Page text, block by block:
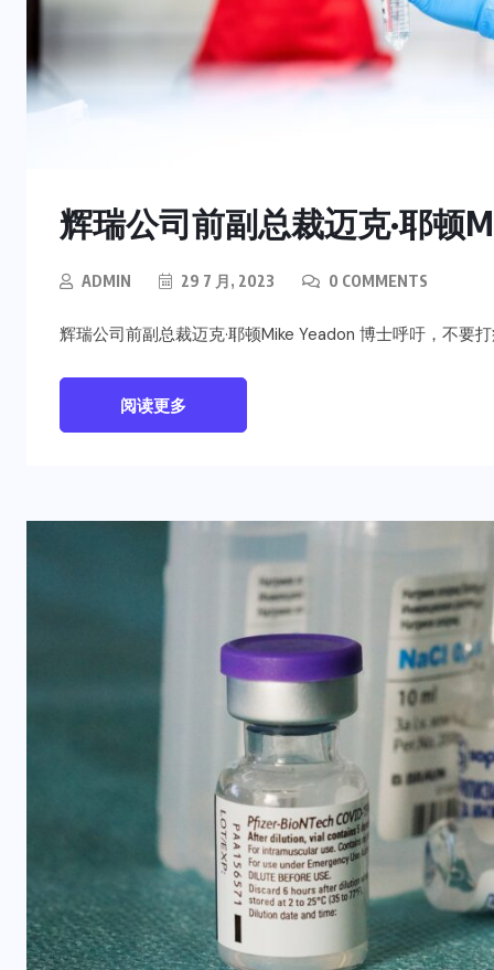
辉瑞公司前副总裁迈克·耶顿
ADMIN 29 7 月, 2023 0 COMMENTS
辉瑞公司前副总裁迈克·耶顿Mike Yeadon 博士呼吁，不要
阅读更多